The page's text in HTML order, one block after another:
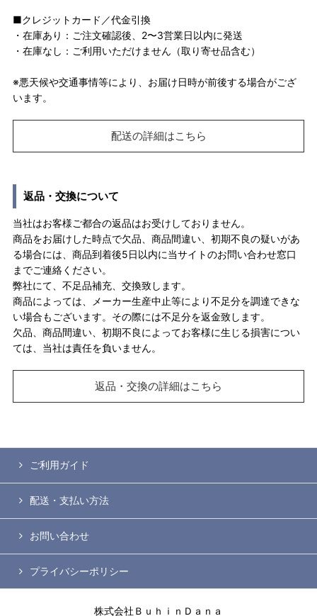
■クレジットカード／代金引換
・在庫あり：ご注文確認後、2〜3営業日以内に発送
・在庫なし：ご利用いただけません（取り寄せ品含む）
※悪天候や交通事情等により、お届け日時が前後する場合がござ
います。
配送の詳細はこちら
返品・交換について
当社はお客様ご都合の返品はお受けしておりません。
商品をお届けした時点で欠品、商品間違い、初期不良の疑いがあ
る場合には、商品到着後5日以内に当サイトのお問い合わせ窓口
までご連絡ください。
弊社にて、不足品補充、交換致します。
商品によっては、メーカー生産中止等により不足分を調達できな
い場合もございます。その際には不足分を返金致します。
欠品、商品間違い、初期不良によってお客様に生じる損害につい
ては、当社は責任を負いません。
返品・交換の詳細はこちら
ご利用ガイド
配送・支払い方法
お問い合わせ
プライバシーポリシー
株式会社ＢｕｈｉｎＤａｎａ